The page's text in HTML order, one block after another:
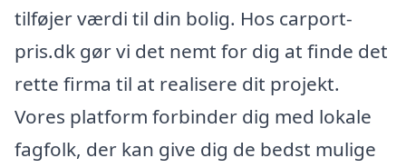
tilføjer værdi til din bolig. Hos carport-
pris.dk gør vi det nemt for dig at finde det
rette firma til at realisere dit projekt.
Vores platform forbinder dig med lokale
fagfolk, der kan give dig de bedst mulige